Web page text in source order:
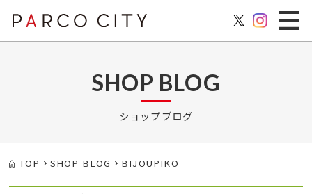
SHOP BLOG
ショップブログ
TOP SHOP BLOG BIJOUPIKO